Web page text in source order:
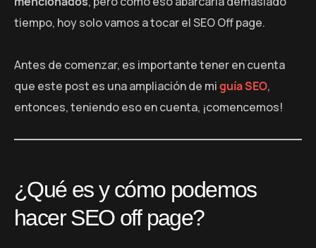
tiempo, hoy solo vamos a tocar el SEO Off page.
Antes de comenzar, es importante tener en cuenta
que este post es una ampliación de miguía SEO,
entonces, teniendo eso en cuenta, ¡comencemos!
¿Qué es y cómo podemos
hacer SEO off page?